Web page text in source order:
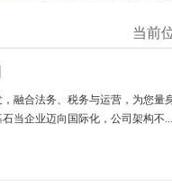
当前
融合法务、税务与运营，为您
当企业迈向国际化，公司架构不...